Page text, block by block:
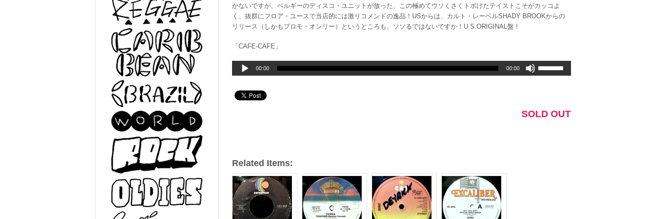
かないですが、ベルギーのディスコ・ユニットが放った、この極めてウソくさくトボけたテイストこそがカッコよ
く、抜群にフロア・ユースで当店的には激リコメンドの逸品！USからは、カルト・レーベルSHADY BROOKからの
リリース（しかもプロモ・オンリー）というところも、ソソるではないですか！U.S.ORIGINAL盤！
「CAFE-CAFE」
声
レ
00:00 00:00
ボ
リ
調
SOLD OUT
Related Items: